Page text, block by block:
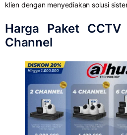
klien dengan menyediakan solusi
Harga Paket
Channel